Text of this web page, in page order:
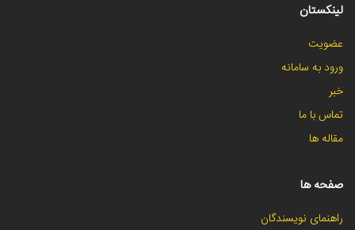
لینکستان
عضویت
ورود به سامانه
خبر
تماس با ما
مقاله ها
صفحه ها
راهنمای نویسندگان